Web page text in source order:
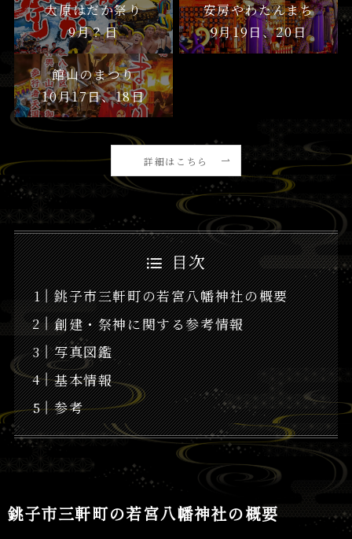
大原はだか祭り
9月？日
安房やわたんまち
9月19日、20日
館山のまつり
10月17日、18日
詳細はこちら
目次
銚子市三軒町の若宮八幡神社の概要
創建・祭神に関する参考情報
写真図鑑
基本情報
参考
銚子市三軒町の若宮八幡神社の概要